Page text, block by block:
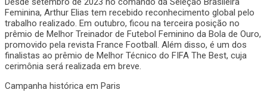
Feminina, Arthur Elias tem recebido reconhecimento global pelo
trabalho realizado. Em outubro, ficou na terceira posição no
prêmio de Melhor Treinador de Futebol Feminino da Bola de Ouro,
promovido pela revista France Football. Além disso, é um dos
finalistas ao prêmio de Melhor Técnico do FIFA The Best, cuja
cerimônia será realizada em breve.
Campanha histórica em Paris